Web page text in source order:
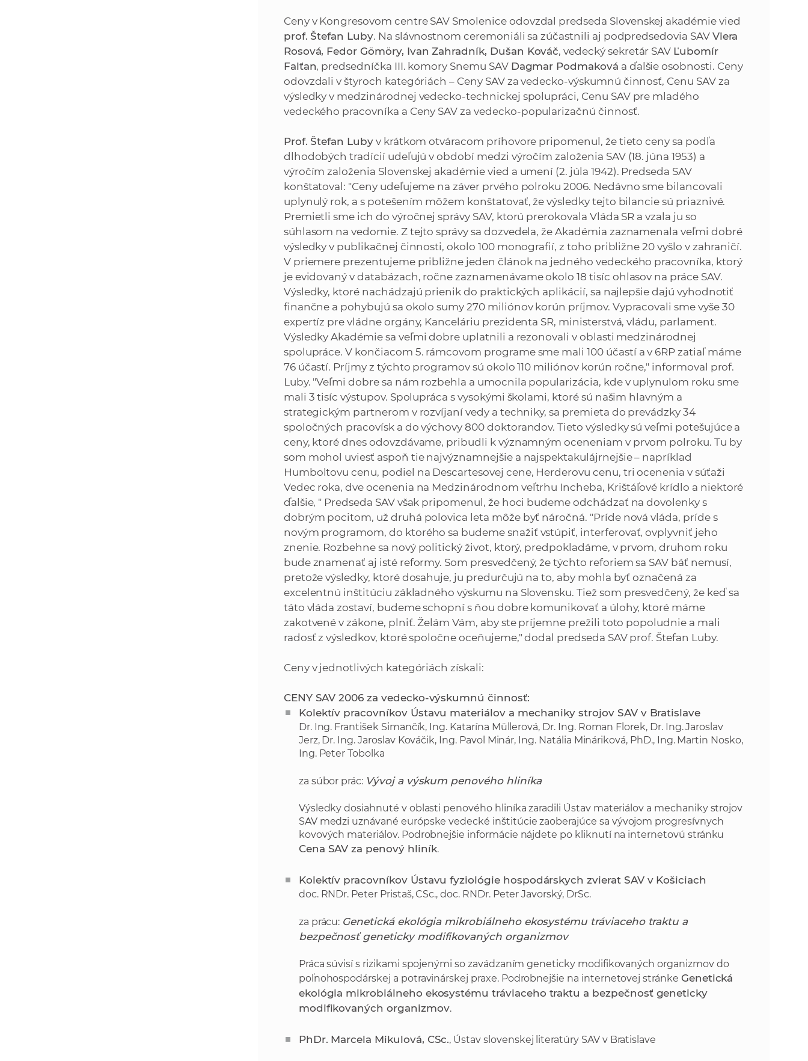
n
k
a
c
h
S
A
V
Ceny v Kongresovom centre SAV Smolenice odovzdal predseda Slovenskej akadémie vied
prof. Štefan Luby. Na slávnostnom ceremoniáli sa zúčastnili aj podpredsedovia SAV Viera
Rosová, Fedor Gömöry, Ivan Zahradník, Dušan Kováč, vedecký sekretár SAV Ľubomír
Falťan, predsedníčka III. komory Snemu SAV Dagmar Podmaková a ďalšie osobnosti. Ceny
odovzdali v štyroch kategóriách – Ceny SAV za vedecko-výskumnú činnosť, Cenu SAV za
výsledky v medzinárodnej vedecko-technickej spolupráci, Cenu SAV pre mladého
vedeckého pracovníka a Ceny SAV za vedecko-popularizačnú činnosť.
Prof. Štefan Lubyv krátkom otváracom príhovore pripomenul, že tieto ceny sa podľa
dlhodobých tradícií udeľujú v období medzi výročím založenia SAV (18. júna 1953) a
výročím založenia Slovenskej akadémie vied a umení (2. júla 1942). Predseda SAV
konštatoval: "Ceny udeľujeme na záver prvého polroku 2006. Nedávno sme bilancovali
uplynulý rok, a s potešením môžem konštatovať, že výsledky tejto bilancie sú priaznivé.
Premietli sme ich do výročnej správy SAV, ktorú prerokovala Vláda SR a vzala ju so
súhlasom na vedomie. Z tejto správy sa dozvedela, že Akadémia zaznamenala veľmi dobré
výsledky v publikačnej činnosti, okolo 100 monografií, z toho približne 20 vyšlo v zahraničí.
V priemere prezentujeme približne jeden článok na jedného vedeckého pracovníka, ktorý
je evidovaný v databázach, ročne zaznamenávame okolo 18 tisíc ohlasov na práce SAV.
Výsledky, ktoré nachádzajú prienik do praktických aplikácií, sa najlepšie dajú vyhodnotiť
finančne a pohybujú sa okolo sumy 270 miliónov korún príjmov. Vypracovali sme vyše 30
expertíz pre vládne orgány, Kanceláriu prezidenta SR, ministerstvá, vládu, parlament.
Výsledky Akadémie sa veľmi dobre uplatnili a rezonovali v oblasti medzinárodnej
spolupráce. V končiacom 5. rámcovom programe sme mali 100 účastí a v 6RP zatiaľ máme
76 účastí. Príjmy z týchto programov sú okolo 110 miliónov korún ročne," informoval prof.
Luby. "Veľmi dobre sa nám rozbehla a umocnila popularizácia, kde v uplynulom roku sme
mali 3 tisíc výstupov. Spolupráca s vysokými školami, ktoré sú našim hlavným a
strategickým partnerom v rozvíjaní vedy a techniky, sa premieta do prevádzky 34
spoločných pracovísk a do výchovy 800 doktorandov. Tieto výsledky sú veľmi potešujúce a
ceny, ktoré dnes odovzdávame, pribudli k významným oceneniam v prvom polroku. Tu by
som mohol uviesť aspoň tie najvýznamnejšie a najspektakulájrnejšie – napríklad
Humboltovu cenu, podiel na Descartesovej cene, Herderovu cenu, tri ocenenia v súťaži
Vedec roka, dve ocenenia na Medzinárodnom veľtrhu Incheba, Krištáľové krídlo a niektoré
ďalšie, " Predseda SAV však pripomenul, že hoci budeme odchádzať na dovolenky s
dobrým pocitom, už druhá polovica leta môže byť náročná. "Príde nová vláda, príde s
novým programom, do ktorého sa budeme snažiť vstúpiť, interferovať, ovplyvniť jeho
znenie. Rozbehne sa nový politický život, ktorý, predpokladáme, v prvom, druhom roku
bude znamenať aj isté reformy. Som presvedčený, že týchto reforiem sa SAV báť nemusí,
pretože výsledky, ktoré dosahuje, ju predurčujú na to, aby mohla byť označená za
excelentnú inštitúciu základného výskumu na Slovensku. Tiež som presvedčený, že keď sa
táto vláda zostaví, budeme schopní s ňou dobre komunikovať a úlohy, ktoré máme
zakotvené v zákone, plniť. Želám Vám, aby ste príjemne prežili toto popoludnie a mali
radosť z výsledkov, ktoré spoločne oceňujeme," dodal predseda SAV prof. Štefan Luby.
Ceny v jednotlivých kategóriách získali:
CENY SAV 2006 za vedecko-výskumnú činnosť:
Kolektív pracovníkov Ústavu materiálov a mechaniky strojov SAV v Bratislave
Dr. Ing. František Simančík, Ing. Katarína Müllerová, Dr. Ing. Roman Florek, Dr. Ing. Jaroslav
Jerz, Dr. Ing. Jaroslav Kováčik, Ing. Pavol Minár, Ing. Natália Mináriková, PhD., Ing. Martin Nosko,
Ing. Peter Tobolka
za súbor prác: Vývoj a výskum penového hliníka
Výsledky dosiahnuté v oblasti penového hliníka zaradili Ústav materiálov a mechaniky strojov
SAV medzi uznávané európske vedecké inštitúcie zaoberajúce sa vývojom progresívnych
kovových materiálov. Podrobnejšie informácie nájdete po kliknutí na internetovú stránku
Cena SAV za penový hliník.
Kolektív pracovníkov Ústavu fyziológie hospodárskych zvierat SAV v Košiciach
doc. RNDr. Peter Pristaš, CSc., doc. RNDr. Peter Javorský, DrSc.
za prácu: Genetická ekológia mikrobiálneho ekosystému tráviaceho traktu a
bezpečnosť geneticky modifikovaných organizmov
Práca súvisí s rizikami spojenými so zavádzaním geneticky modifikovaných organizmov do
poľnohospodárskej a potravinárskej praxe. Podrobnejšie na internetovej stránke Genetická
ekológia mikrobiálneho ekosystému tráviaceho traktu a bezpečnosť geneticky
modifikovaných organizmov.
PhDr. Marcela Mikulová, CSc., Ústav slovenskej literatúry SAV v Bratislave